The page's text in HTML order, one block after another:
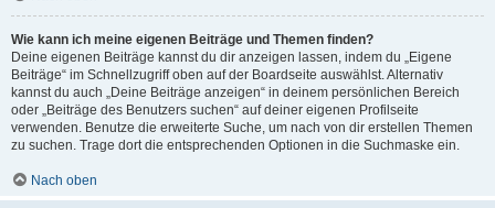
Wie kann ich meine eigenen Beiträge und Themen finden?
Deine eigenen Beiträge kannst du dir anzeigen lassen, indem du „Eigene
Beiträge“ im Schnellzugriff oben auf der Boardseite auswählst. Alternativ
kannst du auch „Deine Beiträge anzeigen“ in deinem persönlichen Bereich
oder „Beiträge des Benutzers suchen“ auf deiner eigenen Profilseite
verwenden. Benutze die erweiterte Suche, um nach von dir erstellen Themen
zu suchen. Trage dort die entsprechenden Optionen in die Suchmaske ein.
Nach oben